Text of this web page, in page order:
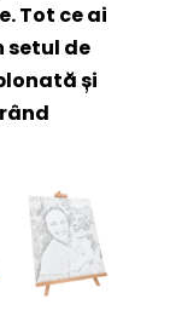
Tot ce ai
setul de
și